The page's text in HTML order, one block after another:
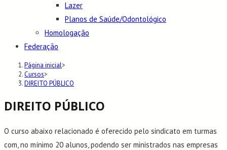
Lazer
Planos de Saúde/Odontológico
Homologação
Federação
Página inicial>
Cursos>
DIREITO PÚBLICO
DIREITO PÚBLICO
O curso abaixo relacionado é oferecido pelo sindicato em turmas
com, no mínimo 20 alunos, podendo ser ministrados nas empresas